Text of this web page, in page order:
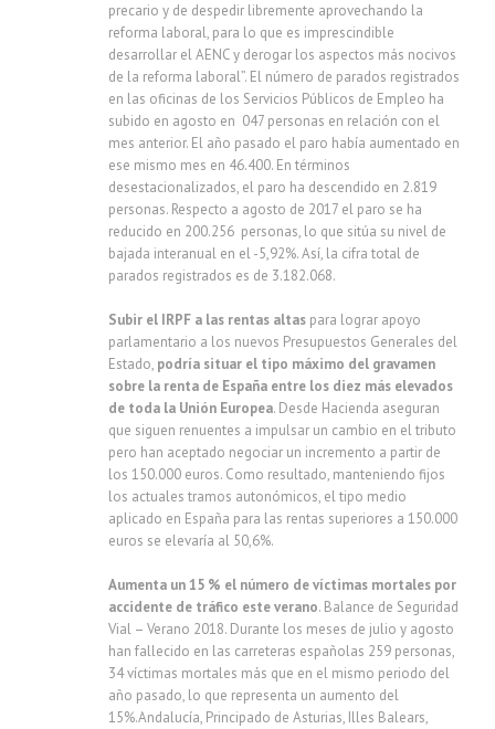
precario y de despedir libremente aprovechando la
reforma laboral, para lo que es imprescindible
desarrollar el AENC y derogar los aspectos más nocivos
de la reforma laboral”. El número de parados registrados
en las oficinas de los Servicios Públicos de Empleo ha
subido en agosto en 047 personas en relación con el
mes anterior. El año pasado el paro había aumentado en
ese mismo mes en 46.400. En términos
desestacionalizados, el paro ha descendido en 2.819
personas. Respecto a agosto de 2017 el paro se ha
reducido en 200.256 personas, lo que sitúa su nivel de
bajada interanual en el -5,92%. Así, la cifra total de
parados registrados es de 3.182.068.
Subir el IRPF a las rentas altas para lograr apoyo
parlamentario a los nuevos Presupuestos Generales del
Estado, podría situar el tipo máximo del gravamen
sobre la renta de España entre los diez más elevados
de toda la Unión Europea. Desde Hacienda aseguran
que siguen renuentes a impulsar un cambio en el tributo
pero han aceptado negociar un incremento a partir de
los 150.000 euros. Como resultado, manteniendo fijos
los actuales tramos autonómicos, el tipo medio
aplicado en España para las rentas superiores a 150.000
euros se elevaría al 50,6%.
Aumenta un 15 % el número de víctimas mortales por
accidente de tráfico este verano. Balance de Seguridad
Vial – Verano 2018. Durante los meses de julio y agosto
han fallecido en las carreteras españolas 259 personas,
34 víctimas mortales más que en el mismo periodo del
año pasado, lo que representa un aumento del
15%.Andalucía, Principado de Asturias, Illes Balears,